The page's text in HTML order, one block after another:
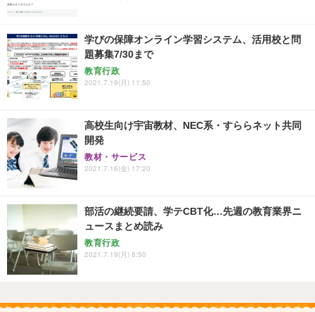
学びの保障オンライン学習システム、活用校と問
題募集7/30まで
教育行政
2021.7.19(月) 11:50
高校生向け宇宙教材、NEC系・すららネット共同
開発
教材・サービス
2021.7.16(金) 17:20
部活の継続要請、学テCBT化…先週の教育業界ニ
ュースまとめ読み
教育行政
2021.7.19(月) 8:50